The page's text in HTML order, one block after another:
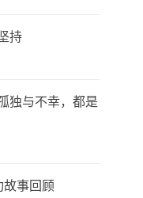
持
独与不幸，都是
故事回顾